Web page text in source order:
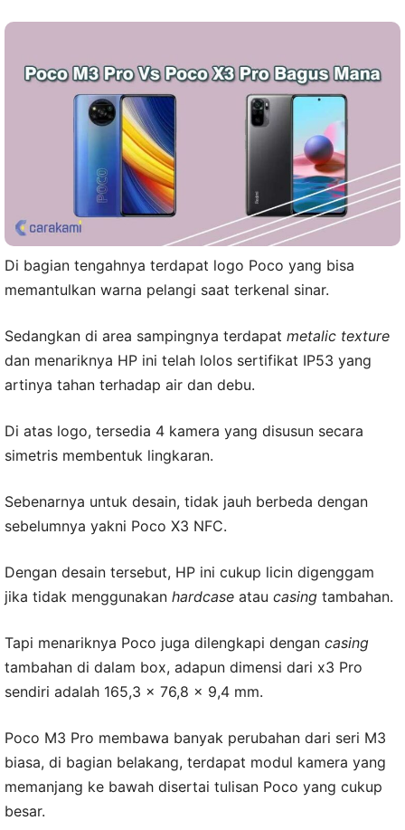
Di bagian tengahnya terdapat logo Poco yang bisa
memantulkan warna pelangi saat terkenal sinar.
Sedangkan di area sampingnya terdapat metalic texture
dan menariknya HP ini telah lolos sertifikat IP53 yang
artinya tahan terhadap air dan debu.
Di atas logo, tersedia 4 kamera yang disusun secara
simetris membentuk lingkaran.
Sebenarnya untuk desain, tidak jauh berbeda dengan
sebelumnya yakni Poco X3 NFC.
Dengan desain tersebut, HP ini cukup licin digenggam
jika tidak menggunakan hardcase atau casing tambahan.
Tapi menariknya Poco juga dilengkapi dengan casing
tambahan di dalam box, adapun dimensi dari x3 Pro
sendiri adalah 165,3 x 76,8 x 9,4 mm.
Poco M3 Pro membawa banyak perubahan dari seri M3
biasa, di bagian belakang, terdapat modul kamera yang
memanjang ke bawah disertai tulisan Poco yang cukup
besar.